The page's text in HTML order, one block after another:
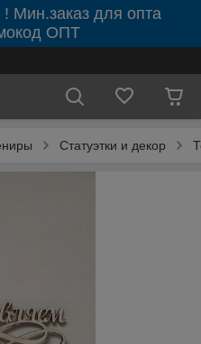
Мин.заказ для опта
ОПТ
Статуэтки и декор